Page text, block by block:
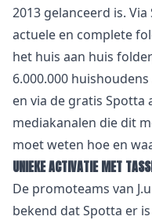
2013 gelanceerd is.
actuele en complete
het huis aan huis
6.000.000
en via de gratis Spotta
mediakanalen die dit
moet weten hoe en
UNIEKE ACTIVATIE MET
De promoteams van
bekend dat Spotta er